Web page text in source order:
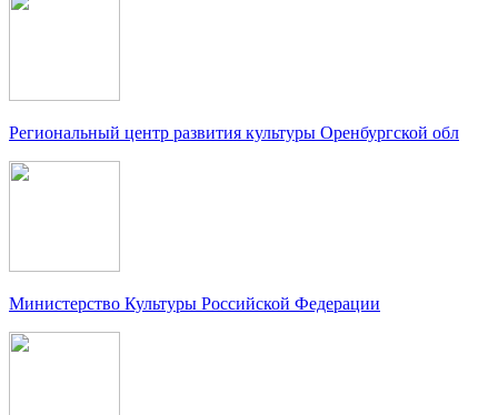
Региональный центр развития культуры Оренбургской обл
Министерство Культуры Российской Федерации